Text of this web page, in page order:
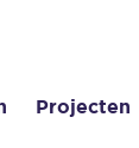
Projecten